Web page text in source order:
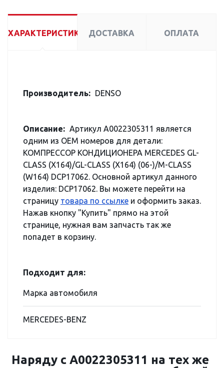
ХАРАКТЕРИСТИКИ ДОСТАВКА ОПЛАТА
Производитель: DENSO
Описание: Артикул A0022305311 является
одним из OEM номеров для детали:
КОМПРЕССОР КОНДИЦИОНЕРА MERCEDES GL-
CLASS (X164)/GL-CLASS (X164) (06-)/M-CLASS
(W164) DCP17062. Основной артикул данного
изделия: DCP17062. Вы можете перейти на
страницу товара по ссылке и оформить заказ.
Нажав кнопку "Купить" прямо на этой
странице, нужная вам запчасть так же
попадет в корзину.
Подходит для:
Марка автомобиля
MERCEDES-BENZ
Наряду с A0022305311 на тех же